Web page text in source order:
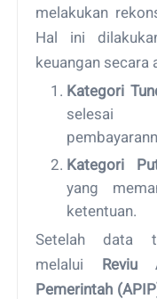
melakukan
Hal ini
keuangan secara
Kategori
selesai
Kategori
yang
ketentuan.
Setelah data
melalui Reviu
Pemerintah